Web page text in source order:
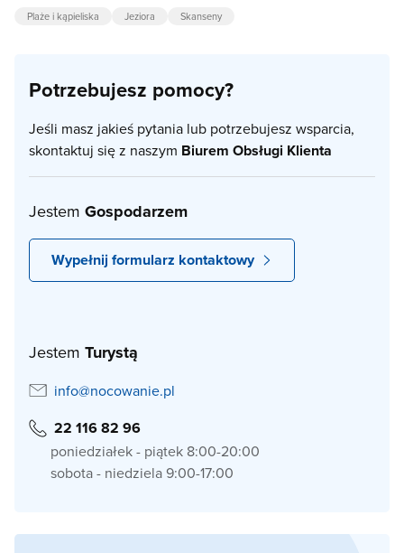
Plaże i kąpieliska Jeziora Skanseny
Potrzebujesz pomocy?
Jeśli masz jakieś pytania lub potrzebujesz wsparcia,
skontaktuj się z naszym Biurem Obsługi Klienta
Jestem Gospodarzem
Wypełnij formularz kontaktowy
Jestem Turystą
info@nocowanie.pl
22 116 82 96
poniedziałek - piątek 8:00-20:00
sobota - niedziela 9:00-17:00